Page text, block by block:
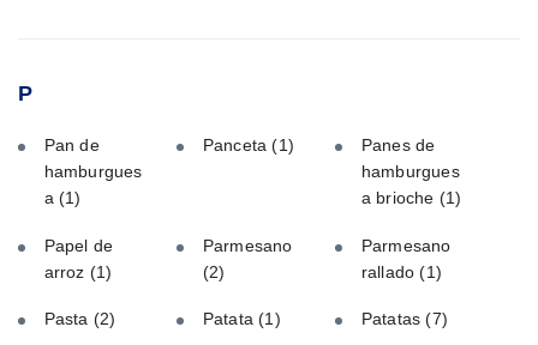
P
Pan de
hamburgues
a (1)
Panceta(1)
Panes de
hamburgues
a brioche (1)
Papel de
arroz (1)
Parmesano
(2)
Parmesano
rallado(1)
Pasta (2) Patata(1) Patatas(7)